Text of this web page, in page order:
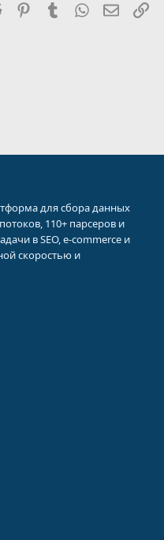
Reddit PinterestTumblr WhatsApp
для сбора данных
110+ парсеров и
в SEO, e-commerce и
скоростью и